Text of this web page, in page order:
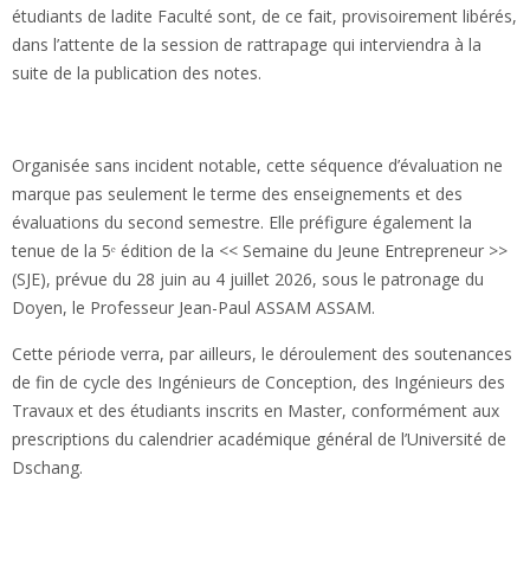
étudiants de ladite Faculté sont, de ce fait, provisoirement libérés,
dans l’attente de la session de rattrapage qui interviendra à la
suite de la publication des notes.
Organisée sans incident notable, cette séquence d’évaluation ne
marque pas seulement le terme des enseignements et des
évaluations du second semestre. Elle préfigure également la
tenue de la 5ᵉ édition de la << Semaine du Jeune Entrepreneur >>
(SJE), prévue du 28 juin au 4 juillet 2026, sous le patronage du
Doyen, le Professeur Jean-Paul ASSAM ASSAM.
Cette période verra, par ailleurs, le déroulement des soutenances
de fin de cycle des Ingénieurs de Conception, des Ingénieurs des
Travaux et des étudiants inscrits en Master, conformément aux
prescriptions du calendrier académique général de l’Université de
Dschang.